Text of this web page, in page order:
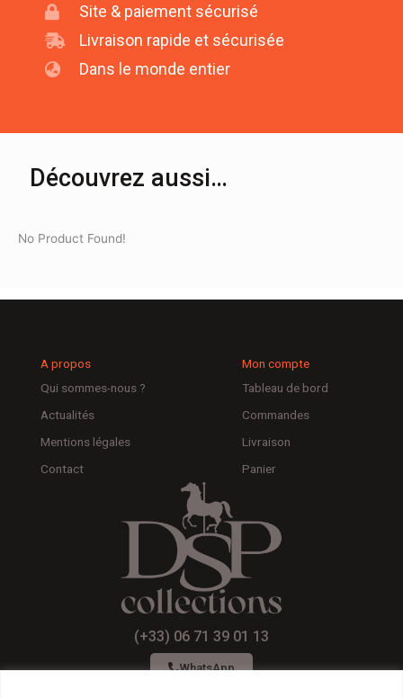
Site & paiement sécurisé
Livraison rapide et sécurisée
Dans le monde entier
Découvrez aussi…
No Product Found!
A propos
Qui sommes-nous ?
Actualités
Mentions légales
Contact
Mon compte
Tableau de bord
Commandes
Livraison
Panier
(+33) 06 71 39 01 13
WhatsApp